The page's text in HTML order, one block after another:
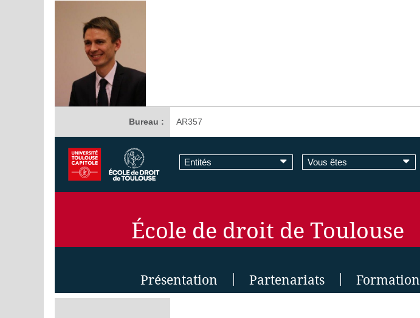
Bureau : AR357
Entités Vous êtes
École de droit de Toulouse
Présentation Partenariats Formation